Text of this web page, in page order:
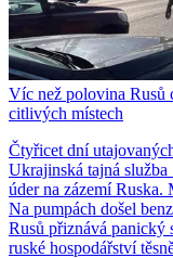
Víc než polovina Rusů
citlivých místech
Čtyřicet dní
Ukrajinská tajná
úder na zázemí Ruska.
Na pumpách došel
Rusů přiznává panický
ruské hospodářství